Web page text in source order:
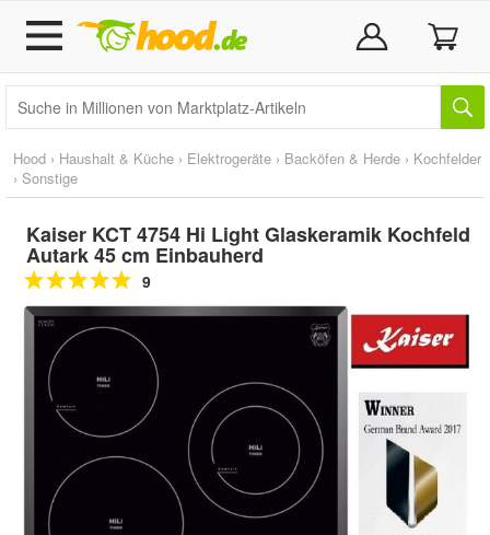
Hood › Haushalt & Küche › Elektrogeräte › Backöfen & Herde › Kochfelder
› Sonstige
Kaiser KCT 4754 Hi Light Glaskeramik Kochfeld
Autark 45 cm Einbauherd
9